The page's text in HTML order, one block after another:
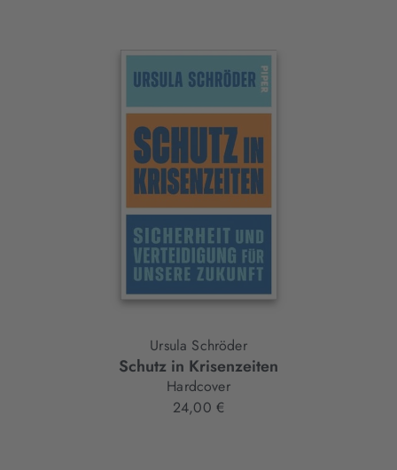
Ursula Schröder
Schutz in Krisenzeiten
Hardcover
24,00 €